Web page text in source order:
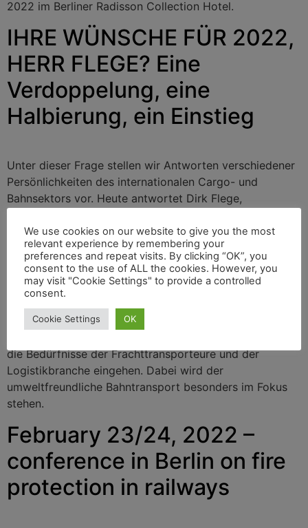
2022 im Berliner Radisson Collection Hotel.
IHRE WÜNSCHE FÜR 2022,
HERR FLEGE? Eine
Verdoppelung, eine
Halbierung, ein Einstieg
Unter dieser Frage stellen wir Antworten verschiedener
Persönlichkeiten des internationalen Cargo- und
Bahnsektors vor. Heute antwortet Dirk Flege,
in Deutschland.
Unser neuer Blog – starten
Sie mit uns!
die Bedürfnisse der Frachttransporteure und der
Logistikbranche eingehen. Dabei wird der
umweltfreundliche Bahntransport besonders im Fokus
stehen.
February 23/24, 2022 –
conference in Berlin on fire
protection in railways
We use cookies on our website to give you the most
relevant experience by remembering your
preferences and repeat visits. By clicking “OK”, you
consent to the use of ALL the cookies. However, you
may visit "Cookie Settings" to provide a controlled
consent.
Cookie Settings OK